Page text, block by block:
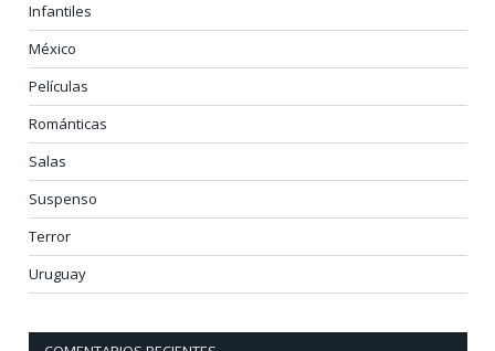
Infantiles
México
Películas
Románticas
Salas
Suspenso
Terror
Uruguay